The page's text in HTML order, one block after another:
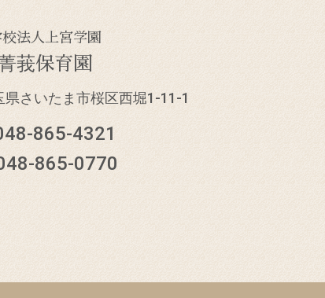
校法人上宮学園
莪保育園
県さいたま市桜区西堀1-11-1
865-4321
865-0770